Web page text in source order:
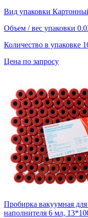
Вид упаковки
Объем / вес упаковки
Количество в упаковке
Цена по запросу
Пробирка вакуумная
наполнителя 6 мл,